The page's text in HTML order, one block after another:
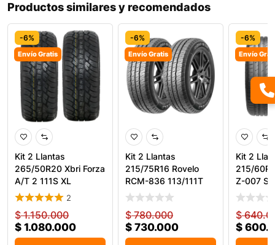
Productos similares y recomendados
-6%
Envío Gratis
Kit 2 Llantas
265/50R20 Xbri Forza
A/T 2 111S XL
Todoterr
2
$1.150.000
$ 1.080.000
-6%
Envío Gratis
Kit 2 Llantas
215/75R16 Rovelo
RCM-836 113/111T
$780.000
$ 730.000
-6%
Envío
Kit 2
215/
Z-007
$
$